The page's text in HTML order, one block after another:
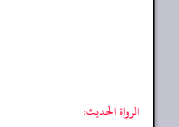
الرواة الحديث: